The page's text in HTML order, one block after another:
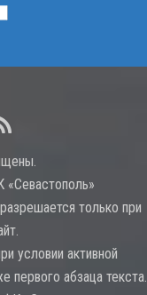
«Севастополь»
только при
условии активной
первого абзаца текста.